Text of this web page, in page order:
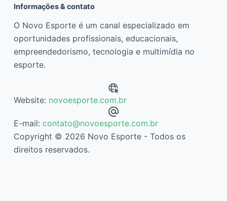
Informações & contato
O Novo Esporte é um canal especializado em
oportunidades profissionais, educacionais,
empreendedorismo, tecnologia e multimídia no
esporte.
Website: novoesporte.com.br
E-mail: contato@novoesporte.com.br
Copyright © 2026 Novo Esporte - Todos os
direitos reservados.